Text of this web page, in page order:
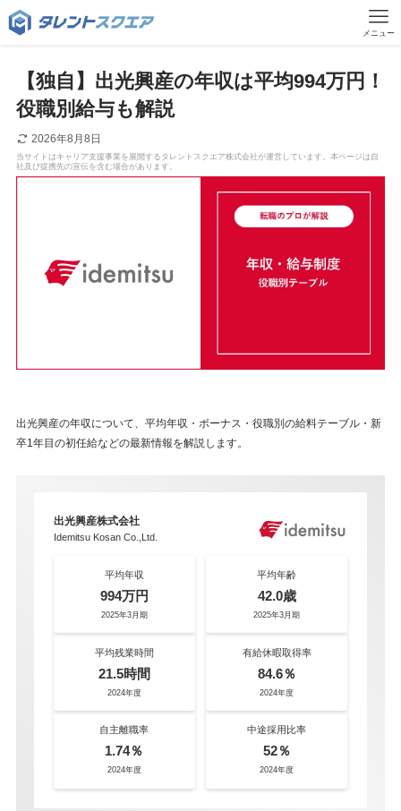
メニュー
【独自】出光興産の年収は平均994万円！
役職別給与も解説
2026年8月8日
出光興産の年収について、平均年収・ボーナス・役職別の給料テーブル・新
卒1年目の初任給などの最新情報を解説します。
出光興産株式会社
Idemitsu Kosan Co.,Ltd.
平均年収
994万円
2025年3月期
平均年齢
42.0歳
2025年3月期
平均残業時間
21.5時間
2024年度
有給休暇取得率
84.6％
2024年度
自主離職率
1.74％
2024年度
中途採用比率
52％
2024年度